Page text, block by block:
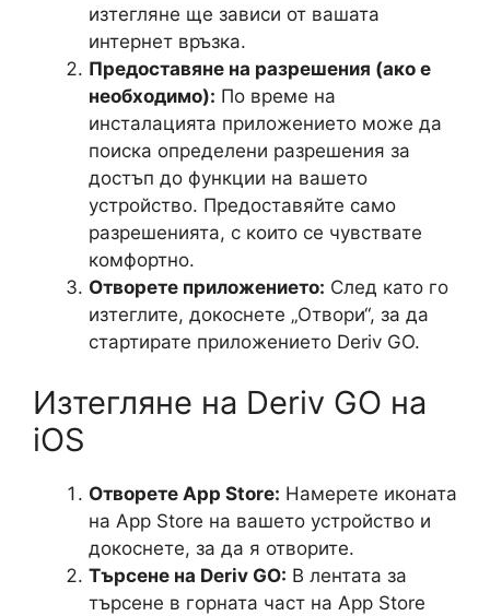
изтегляне ще зависи от вашата
интернет връзка.
Предоставяне на разрешения (ако е
необходимо): По време на
инсталацията приложението може да
поиска определени разрешения за
достъп до функции на вашето
устройство. Предоставяйте само
разрешенията, с които се чувствате
комфортно.
Отворете приложението: След като го
изтеглите, докоснете „Отвори“, за да
стартирате приложението Deriv GO.
Изтегляне на Deriv GO на
iOS
Отворете App Store: Намерете иконата
на App Store на вашето устройство и
докоснете, за да я отворите.
Търсене на Deriv GO: В лентата за
търсене в горната част на App Store